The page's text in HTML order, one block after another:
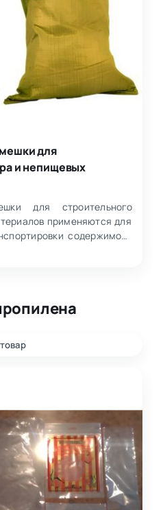
для
и непищевых
для строительного
применяются для
содержимого